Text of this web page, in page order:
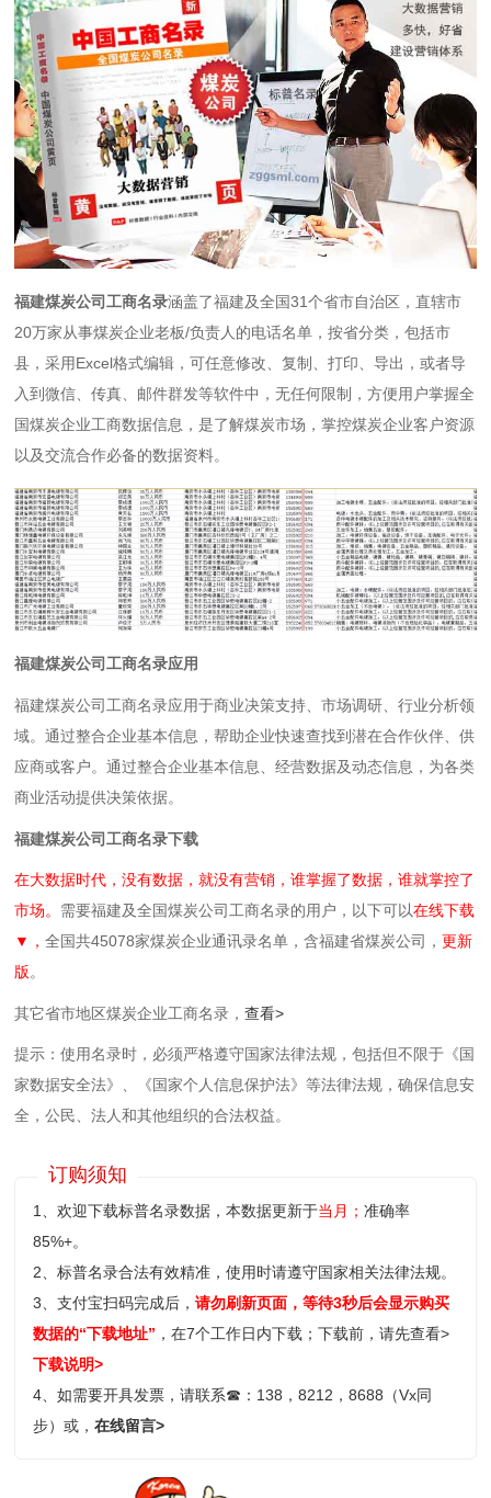
福建煤炭公司工商名录涵盖了福建及全国31个省市自治区，直辖市
20万家从事煤炭企业老板/负责人的电话名单，按省分类，包括市
县，采用Excel格式编辑，可任意修改、复制、打印、导出，或者导
入到微信、传真、邮件群发等软件中，无任何限制，方便用户掌握全
国煤炭企业工商数据信息，是了解煤炭市场，掌控煤炭企业客户资源
以及交流合作必备的数据资料。
福建煤炭公司工商名录应用
福建煤炭公司工商名录应用于商业决策支持、市场调研、行业分析领
域。通过整合企业基本信息，帮助企业快速查找到潜在合作伙伴、供
应商或客户。通过整合企业基本信息、经营数据及动态信息，为各类
商业活动提供决策依据。
福建煤炭公司工商名录下载
在大数据时代，没有数据，就没有营销，谁掌握了数据，谁就掌控了
市场。 需要福建及全国煤炭公司工商名录的用户，以下可以在线下载
▼，全国共45078家煤炭企业通讯录名单，含福建省煤炭公司，更新
版。
其它省市地区煤炭企业工商名录，查看>
提示：使用名录时，必须严格遵守国家法律法规，包括但不限于《国
家数据安全法》、《国家个人信息保护法》等‌法律法规，确保信息安
全，公民、法人和其他组织的合法权益。
订购须知
1、欢迎下载标普名录数据，本数据更新于当月；准确率
85%+。
2、标普名录合法有效精准，使用时请遵守国家相关法律法规。
3、支付宝扫码完成后，请勿刷新页面，等待3秒后会显示购买
数据的“下载地址” ，在7个工作日内下载；下载前，请先查看>
下载说明>
4、如需要开具发票，请联系☎ ：138，8212，8688（Vx同
步）或，在线留言>